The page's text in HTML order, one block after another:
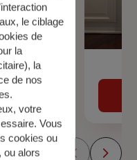
le ciblage
de
la
), la
de nos
votre
Vous
cookies ou
ou alors